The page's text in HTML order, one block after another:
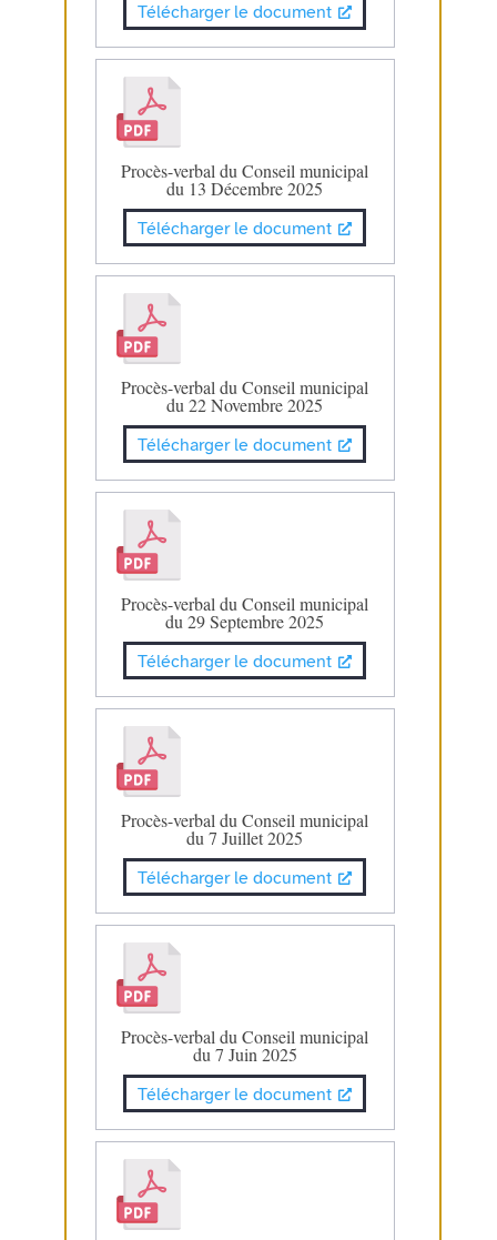
Télécharger le document
Procès-verbal du Conseil municipal
du 13 Décembre 2025
Télécharger le document
Procès-verbal du Conseil municipal
du 22 Novembre 2025
Télécharger le document
Procès-verbal du Conseil municipal
du 29 Septembre 2025
Télécharger le document
Procès-verbal du Conseil municipal
du 7 Juillet 2025
Télécharger le document
Procès-verbal du Conseil municipal
du 7 Juin 2025
Télécharger le document